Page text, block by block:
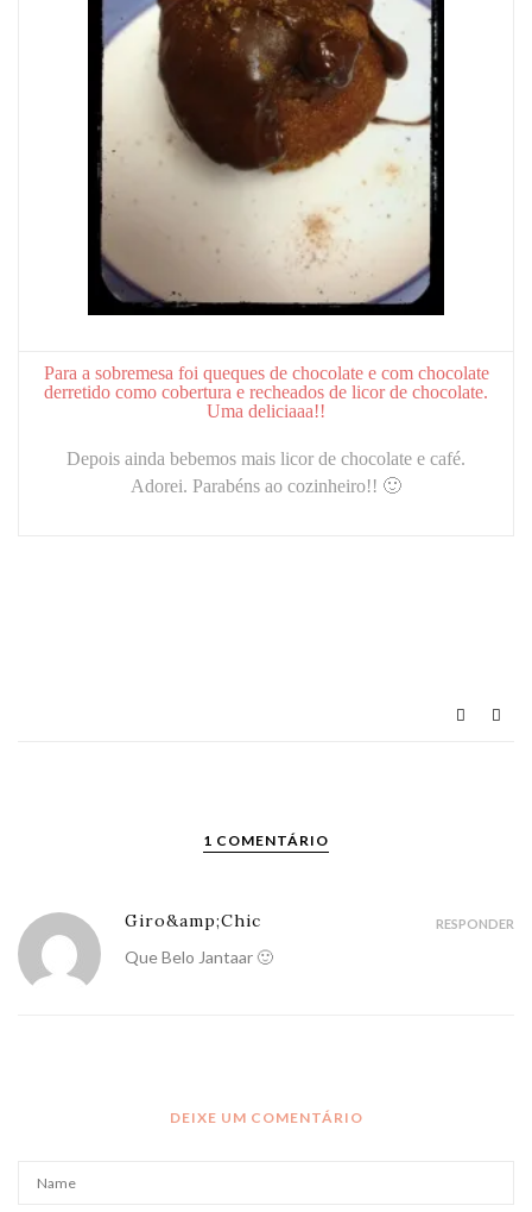
Para a sobremesa foi queques de chocolate e com chocolate
derretido como cobertura e recheados de licor de chocolate.
Uma deliciaaa!!
Depois ainda bebemos mais licor de chocolate e café.
Adorei. Parabéns ao cozinheiro!! 🙂
1 COMENTÁRIO
Giro&amp;Chic
Que Belo Jantaar 🙂
RESPONDER
DEIXE UM COMENTÁRIO